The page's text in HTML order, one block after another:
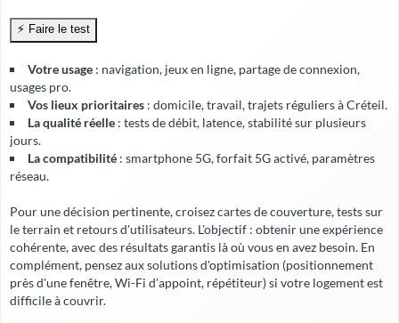
Votre usage : navigation, jeux en ligne, partage de connexion,
usages pro.
Vos lieux prioritaires : domicile, travail, trajets réguliers à Créteil.
La qualité réelle : tests de débit, latence, stabilité sur plusieurs
jours.
La compatibilité : smartphone 5G, forfait 5G activé, paramètres
réseau.
Pour une décision pertinente, croisez cartes de couverture, tests sur
le terrain et retours d'utilisateurs. L'objectif : obtenir une expérience
cohérente, avec des résultats garantis là où vous en avez besoin. En
complément, pensez aux solutions d'optimisation (positionnement
près d'une fenêtre, Wi-Fi d'appoint, répétiteur) si votre logement est
difficile à couvrir.